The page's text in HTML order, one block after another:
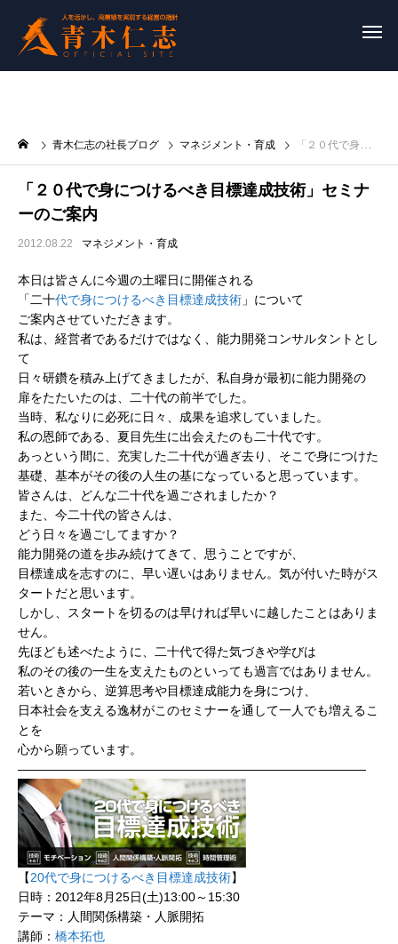
青木仁志の社長ブログ マネジメント・育成 「２０代で身につけるべき目標達成技術」セミナーのご案内
「２０代で身につけるべき目標達成技術」セミナ
ーのご案内
2012.08.22 マネジメント・育成
本日は皆さんに今週の土曜日に開催される
「二十代で身につけるべき目標達成技術 」について
ご案内させていただきます。
私は、経営者であるだけではなく、能力開発コンサルタントとし
て
日々研鑽を積み上げてきましたが、私自身が最初に能力開発の
扉をたたいたのは、二十代の前半でした。
当時、私なりに必死に日々、成果を追求していました。
私の恩師である、夏目先生に出会えたのも二十代です。
あっという間に、充実した二十代が過ぎ去り、そこで身につけた
基礎、基本がその後の人生の基になっていると思っています。
皆さんは、どんな二十代を過ごされましたか？
また、今二十代の皆さんは、
どう日々を過ごしてますか？
能力開発の道を歩み続けてきて、思うことですが、
目標達成を志すのに、早い遅いはありません。気が付いた時がス
タートだと思います。
しかし、スタートを切るのは早ければ早いに越したことはありま
せん。
先ほども述べたように、二十代で得た気づきや学びは
私のその後の一生を支えたものといっても過言ではありません。
若いときから、逆算思考や目標達成能力を身につけ、
日本社会を支える逸材がこのセミナーを通して一人でも増えるこ
とを
心から願っています。
————————————————————————————
【20代で身につけるべき目標達成技術】
日時：2012年8月25日(土)13:00～15:30
テーマ：人間関係構築・人脈開拓
講師： 橋本拓也